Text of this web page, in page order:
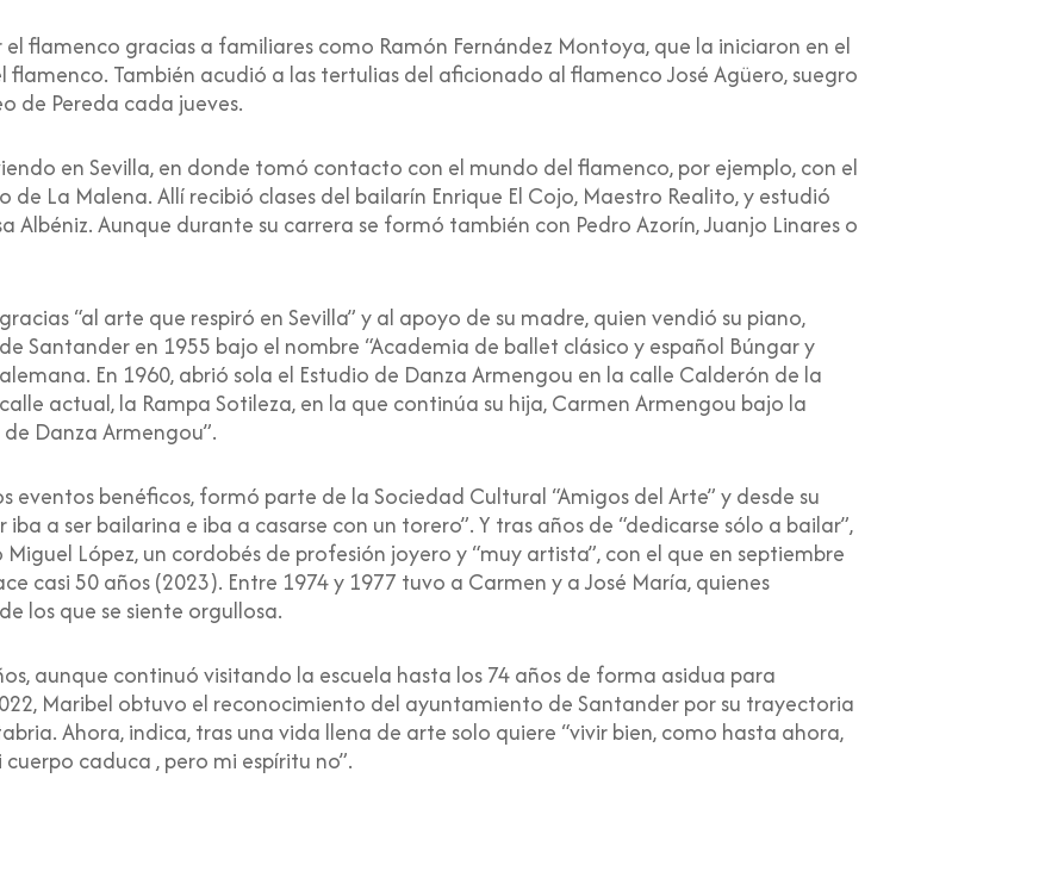
flamenco gracias a familiares como Ramón Fernández Montoya, que la iniciaron en el
También acudió a las tertulias del aficionado al flamenco José Agüero, suegro
de Pereda cada jueves.
en Sevilla, en donde tomó contacto con el mundo del flamenco, por ejemplo, con el
de La Malena. Allí recibió clases del bailarín Enrique El Cojo, Maestro Realito, y estudió
Albéniz. Aunque durante su carrera se formó también con Pedro Azorín, Juanjo Linares o
“al arte que respiró en Sevilla” y al apoyo de su madre, quien vendió su piano,
Santander en 1955 bajo el nombre “Academia de ballet clásico y español Búngar y
En 1960, abrió sola el Estudio de Danza Armengou en la calle Calderón de la
actual, la Rampa Sotileza, en la que continúa su hija, Carmen Armengou bajo la
Danza Armengou”.
eventos benéficos, formó parte de la Sociedad Cultural “Amigos del Arte” y desde su
a ser bailarina e iba a casarse con un torero”. Y tras años de “dedicarse sólo a bailar”,
López, un cordobés de profesión joyero y “muy artista”, con el que en septiembre
casi 50 años (2023). Entre 1974 y 1977 tuvo a Carmen y a José María, quienes
los que se siente orgullosa.
aunque continuó visitando la escuela hasta los 74 años de forma asidua para
Maribel obtuvo el reconocimiento del ayuntamiento de Santander por su trayectoria
Ahora, indica, tras una vida llena de arte solo quiere “vivir bien, como hasta ahora,
caduca , pero mi espíritu no”.